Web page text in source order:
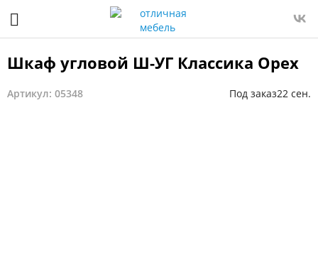
Шкаф угловой Ш-УГ Классика Орех
Артикул: 05348 Под заказ22 сен.